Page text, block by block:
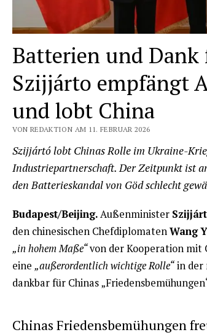
Batterien und Dank
Szijjárto empfängt
und lobt China
VON REDAKTION AM 11. FEBRUAR 2026
Szijjártó lobt Chinas Rolle im Ukraine-
Industriepartnerschaft. Der Zeitpunkt ist
den Batterieskandal von Göd schlecht
Budapest/Beijing.Außenminister
den chinesischen ChefdiplomatenWang
„in hohem Maße“von der Kooperation mit
eine „außerordentlich wichtige Rolle“in der
dankbar für Chinas
Chinas Friedensbemühungen